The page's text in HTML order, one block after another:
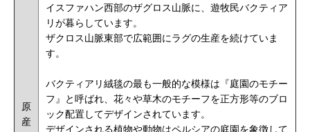
原
産
イスファハン西部のザグロス山脈に、遊牧民バクティア
リが暮らしています。
ザクロス山脈東部で広範囲にラグの生産を続けていま
す。
バクティアリ絨毯の最も一般的な模様は『庭園のモチー
フ』と呼ばれ、花々や草木のモチーフを正方形等のブロ
ック配置してデザインされています。
デザインされる植物や動物はペルシアの庭園を象徴して